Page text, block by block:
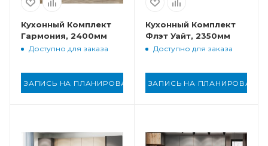
Кухонный Комплект
Гармония, 2400мм
Доступно для заказа
ЗАПИСЬ НА ПЛАНИРОВАНИЕ
Кухонный Комплект
Флэт Уайт, 2350мм
Доступно для заказа
ЗАПИСЬ НА ПЛАНИРОВАНИЕ